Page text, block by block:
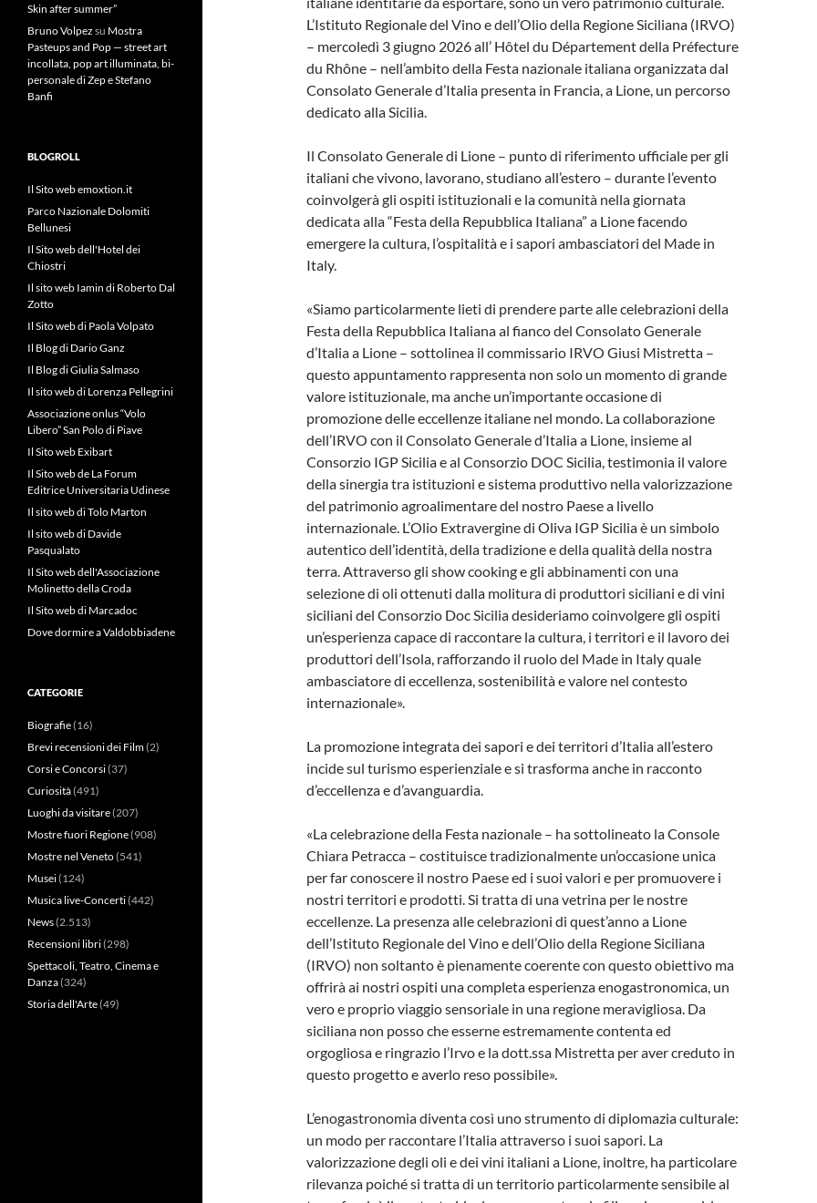
L’Istituto Regionale del Vino e dell’Olio della Regione Siciliana (IRVO)
– mercoledì 3 giugno 2026 all’ Hôtel du Département della Préfecture
du Rhône – nell’ambito della Festa nazionale italiana organizzata dal
Consolato Generale d’Italia presenta in Francia, a Lione, un percorso
dedicato alla Sicilia.
Il Consolato Generale di Lione – punto di riferimento ufficiale per gli
italiani che vivono, lavorano, studiano all’estero – durante l’evento
coinvolgerà gli ospiti istituzionali e la comunità nella giornata
dedicata alla “Festa della Repubblica Italiana” a Lione facendo
emergere la cultura, l’ospitalità e i sapori ambasciatori del Made in
Italy.
«Siamo particolarmente lieti di prendere parte alle celebrazioni della
Festa della Repubblica Italiana al fianco del Consolato Generale
d’Italia a Lione – sottolinea il commissario IRVO Giusi Mistretta –
questo appuntamento rappresenta non solo un momento di grande
valore istituzionale, ma anche un’importante occasione di
promozione delle eccellenze italiane nel mondo. La collaborazione
dell’IRVO con il Consolato Generale d’Italia a Lione, insieme al
Consorzio IGP Sicilia e al Consorzio DOC Sicilia, testimonia il valore
della sinergia tra istituzioni e sistema produttivo nella valorizzazione
del patrimonio agroalimentare del nostro Paese a livello
internazionale. L’Olio Extravergine di Oliva IGP Sicilia è un simbolo
autentico dell’identità, della tradizione e della qualità della nostra
terra. Attraverso gli show cooking e gli abbinamenti con una
selezione di oli ottenuti dalla molitura di produttori siciliani e di vini
siciliani del Consorzio Doc Sicilia desideriamo coinvolgere gli ospiti
un’esperienza capace di raccontare la cultura, i territori e il lavoro dei
produttori dell’Isola, rafforzando il ruolo del Made in Italy quale
ambasciatore di eccellenza, sostenibilità e valore nel contesto
internazionale».
La promozione integrata dei sapori e dei territori d’Italia all’estero
incide sul turismo esperienziale e si trasforma anche in racconto
d’eccellenza e d’avanguardia.
«La celebrazione della Festa nazionale – ha sottolineato la Console
Chiara Petracca – costituisce tradizionalmente un’occasione unica
per far conoscere il nostro Paese ed i suoi valori e per promuovere i
nostri territori e prodotti. Si tratta di una vetrina per le nostre
eccellenze. La presenza alle celebrazioni di quest’anno a Lione
dell’Istituto Regionale del Vino e dell’Olio della Regione Siciliana
(IRVO) non soltanto è pienamente coerente con questo obiettivo ma
offrirà ai nostri ospiti una completa esperienza enogastronomica, un
vero e proprio viaggio sensoriale in una regione meravigliosa. Da
siciliana non posso che esserne estremamente contenta ed
orgogliosa e ringrazio l’Irvo e la dott.ssa Mistretta per aver creduto in
questo progetto e averlo reso possibile».
L’enogastronomia diventa così uno strumento di diplomazia culturale:
un modo per raccontare l’Italia attraverso i suoi sapori. La
valorizzazione degli oli e dei vini italiani a Lione, inoltre, ha particolare
rilevanza poiché si tratta di un territorio particolarmente sensibile al
Skin after summer”
Bruno Volpez su Mostra
Pasteups and Pop — street art
incollata, pop art illuminata, bi-
personale di Zep e Stefano
Banfi
BLOGROLL
Il Sito web emoxtion.it
Parco Nazionale Dolomiti
Bellunesi
Il Sito web dell'Hotel dei
Chiostri
Il sito web Iamin di Roberto Dal
Zotto
Il Sito web di Paola Volpato
Il Blog di Dario Ganz
Il Blog di Giulia Salmaso
Il sito web di Lorenza Pellegrini
Associazione onlus “Volo
Libero” San Polo di Piave
Il Sito web Exibart
Il Sito web de La Forum
Editrice Universitaria Udinese
Il sito web di Tolo Marton
Il sito web di Davide
Pasqualato
Il Sito web dell'Associazione
Molinetto della Croda
Il Sito web di Marcadoc
Dove dormire a Valdobbiadene
CATEGORIE
Biografie(16)
Brevi recensioni dei Film(2)
Corsi e Concorsi(37)
Curiosità(491)
Luoghi da visitare(207)
Mostre fuori Regione(908)
Mostre nel Veneto(541)
Musei(124)
Musica live-Concerti(442)
News(2.513)
Recensioni libri(298)
Spettacoli, Teatro, Cinema e
Danza(324)
Storia dell'Arte(49)